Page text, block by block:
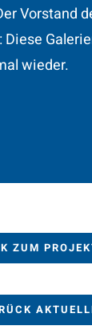
Vorstand
wieder.
ZUM